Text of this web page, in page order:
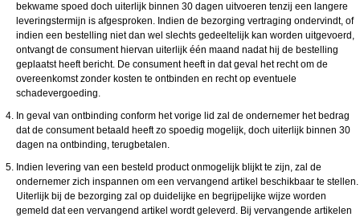
bekwame spoed doch uiterlijk binnen 30 dagen uitvoeren tenzij een langere
leveringstermijn is afgesproken. Indien de bezorging vertraging ondervindt, of
indien een bestelling niet dan wel slechts gedeeltelijk kan worden uitgevoerd,
ontvangt de consument hiervan uiterlijk één maand nadat hij de bestelling
geplaatst heeft bericht. De consument heeft in dat geval het recht om de
overeenkomst zonder kosten te ontbinden en recht op eventuele
schadevergoeding.
In geval van ontbinding conform het vorige lid zal de ondernemer het bedrag
dat de consument betaald heeft zo spoedig mogelijk, doch uiterlijk binnen 30
dagen na ontbinding, terugbetalen.
Indien levering van een besteld product onmogelijk blijkt te zijn, zal de
ondernemer zich inspannen om een vervangend artikel beschikbaar te stellen.
Uiterlijk bij de bezorging zal op duidelijke en begrijpelijke wijze worden
gemeld dat een vervangend artikel wordt geleverd. Bij vervangende artikelen